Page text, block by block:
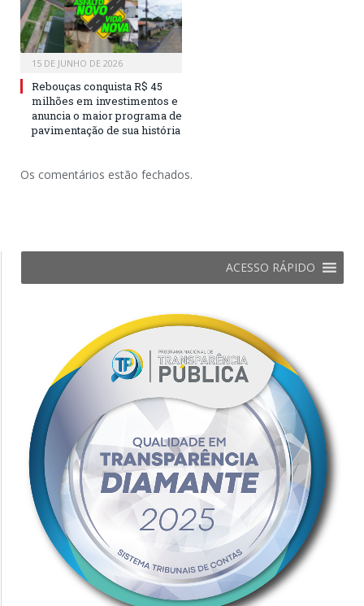
15 DE JUNHO DE 2026
Rebouças conquista R$ 45
milhões em investimentos e
anuncia o maior programa de
pavimentação de sua história
Os comentários estão fechados.
ACESSO RÁPIDO